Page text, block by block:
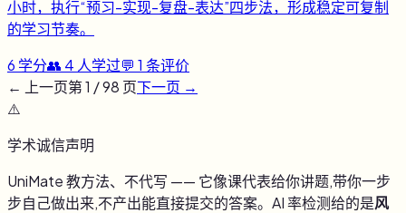
小时，执行“预习-实现-复盘-表达”四步法，形成稳定可复制
的学习节奏。
6 学分👥 4 人学过💬 1 条评价
← 上一页第1 /98 页下一页 →
⚠️
学术诚信声明
UniMate 教方法、不代写 —— 它像课代表给你讲题,带你一步
步自己做出来,不产出能直接提交的答案。AI 率检测给的是风